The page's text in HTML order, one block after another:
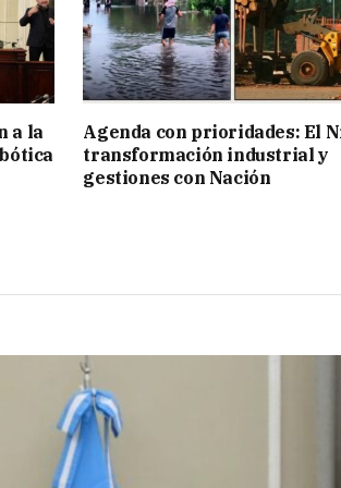
a la
Agenda con prioridades: El
transformación industrial y
gestiones con Nación